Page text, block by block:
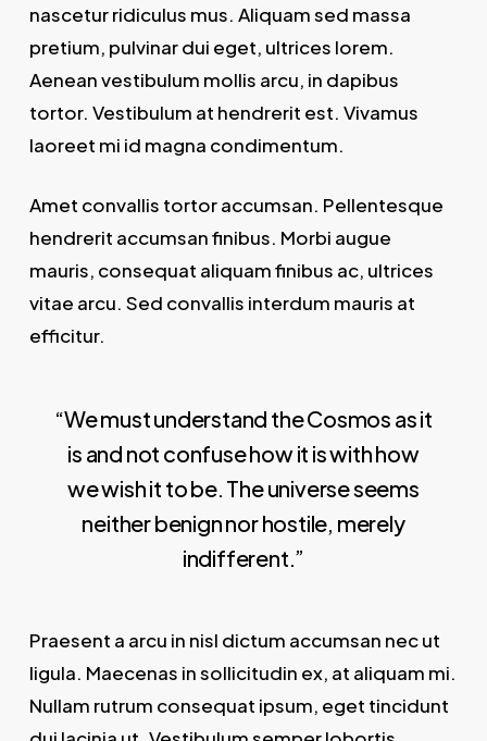
nascetur ridiculus mus. Aliquam sed massa
pretium, pulvinar dui eget, ultrices lorem.
Aenean vestibulum mollis arcu, in dapibus
tortor. Vestibulum at hendrerit est. Vivamus
laoreet mi id magna condimentum.
Amet convallis tortor accumsan. Pellentesque
hendrerit accumsan finibus. Morbi augue
mauris, consequat aliquam finibus ac, ultrices
vitae arcu. Sed convallis interdum mauris at
efficitur.
“We must understand the Cosmos as it
is and not confuse how it is with how
we wish it to be. The universe seems
neither benign nor hostile, merely
indifferent.”
Praesent a arcu in nisl dictum accumsan nec ut
ligula. Maecenas in sollicitudin ex, at aliquam mi.
Nullam rutrum consequat ipsum, eget tincidunt